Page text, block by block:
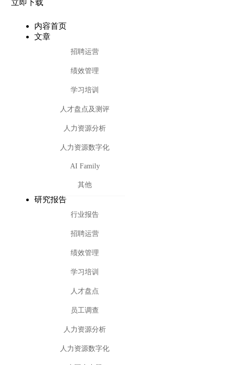
内容首页
文章
招聘运营
绩效管理
学习培训
人才盘点及测评
人力资源分析
人力资源数字化
AI Family
其他
研究报告
行业报告
招聘运营
绩效管理
学习培训
人才盘点
员工调查
人力资源分析
人力资源数字化
立即下载